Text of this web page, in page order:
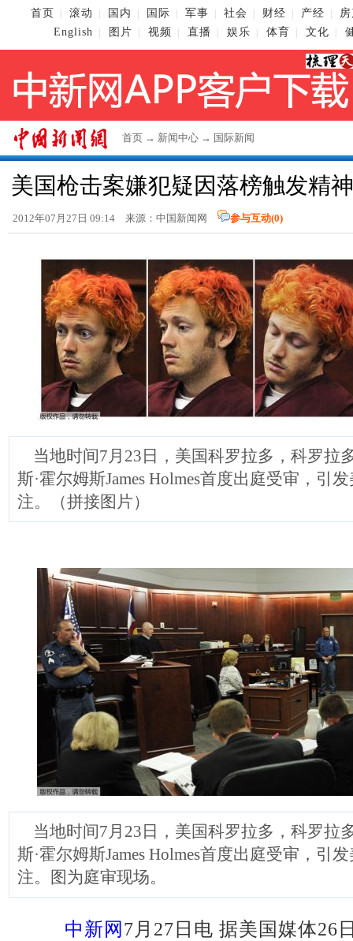
首页 滚动 国内 国际 军事 社会 财经 产经
English
图片 视频 直播 娱乐 体育 文化
首页 → 新闻中心 → 国际新闻
美国枪击案嫌犯疑因落榜触发精
2012年07月27日 09:14 来源： 中国新闻网 参与互动(0)
当地时间7月23日，美国科罗拉多，科罗拉
斯·霍尔姆斯James Holmes首度出庭受审，引
注。（拼接图片）
当地时间7月23日，美国科罗拉多，科罗拉
斯·霍尔姆斯James Holmes首度出庭受审，引
注。图为庭审现场。
中新网 7月27日电 据美国媒体26